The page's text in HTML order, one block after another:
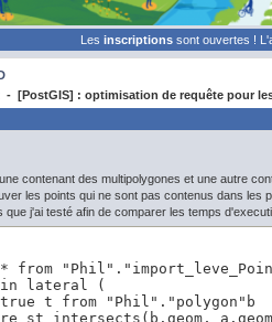
Les inscriptions sont ouvertes !
- [PostGIS] : optimisation de requête pour
contenant des multipolygones et une autre
les points qui ne sont pas contenus dans les
que j'ai testé afin de comparer les temps
from
lateral (
t from "Phil"."polygon"b
st_intersects(b.geom,